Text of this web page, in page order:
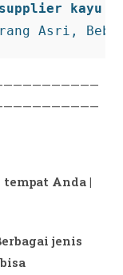
kayu
Asri,
Anda |
jenis